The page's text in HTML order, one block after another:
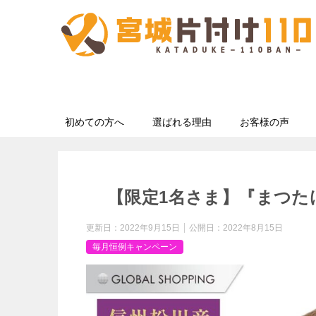
初めての方へ 選ばれる理由 お客様の声
【限定1名さま】『まつ
更新日： 2022年9月15日 公開日： 2022年8月15日
毎月恒例キャンペーン